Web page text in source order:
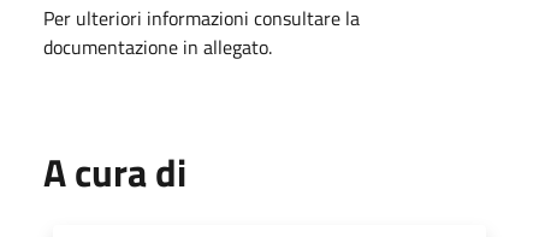
Per ulteriori informazioni consultare la
documentazione in allegato.
A cura di